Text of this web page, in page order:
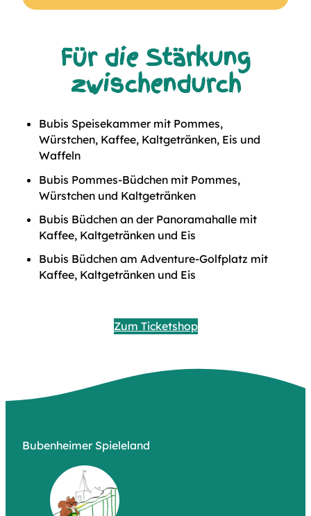
Für die Stärkung
zwischendurch
Bubis Speisekammer mit Pommes,
Würstchen, Kaffee, Kaltgetränken, Eis und
Waffeln
Bubis Pommes-Büdchen mit Pommes,
Würstchen und Kaltgetränken
Bubis Büdchen an der Panoramahalle mit
Kaffee, Kaltgetränken und Eis
Bubis Büdchen am Adventure-Golfplatz mit
Kaffee, Kaltgetränken und Eis
Zum Ticketshop
Bubenheimer Spieleland